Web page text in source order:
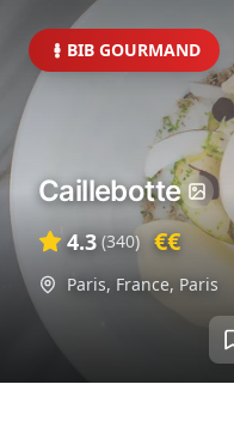
BIB GOURMAND
Caillebotte
4.3 (340) €€
Paris, France, Paris